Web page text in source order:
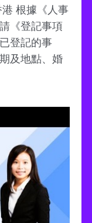
根據《人事
《登記事項
登記的事
及地點、婚